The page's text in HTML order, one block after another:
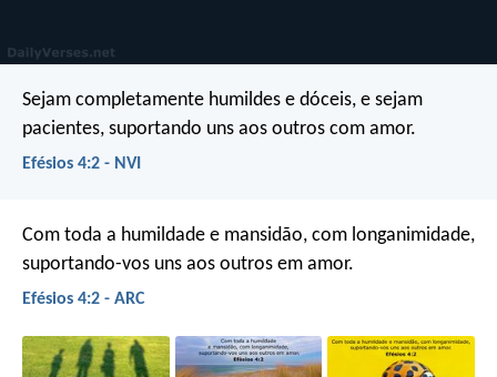
Sejam completamente humildes e dóceis, e sejam
pacientes, suportando uns aos outros com amor.
Efésios 4:2 - NVI
Com toda a humildade e mansidão, com longanimidade,
suportando-vos uns aos outros em amor.
Efésios 4:2 - ARC